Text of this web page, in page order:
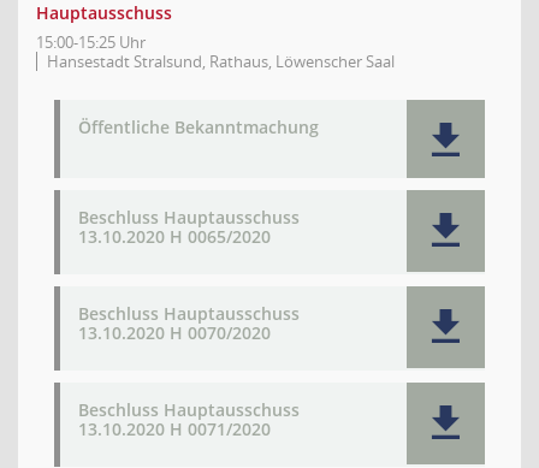
Hauptausschuss
15:00-15:25 Uhr
Hansestadt Stralsund, Rathaus, Löwenscher Saal
Öffentliche Bekanntmachung
Beschluss Hauptausschuss
13.10.2020 H 0065/2020
Beschluss Hauptausschuss
13.10.2020 H 0070/2020
Beschluss Hauptausschuss
13.10.2020 H 0071/2020